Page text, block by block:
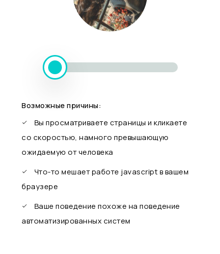
Возможные причины:
Вы просматриваете страницы и кликаете
со скоростью, намного превышающую
ожидаемую от человека
Что-то мешает работе javascript в вашем
браузере
Ваше поведение похоже на поведение
автоматизированных систем